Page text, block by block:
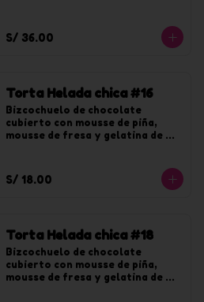
S/ 36.00
Torta Helada chica #16
Bizcochuelo de chocolate
cubierto con mousse de piña,
mousse de fresa y gelatina de
S/ 18.00
Torta Helada chica #18
Bizcochuelo de chocolate
cubierto con mousse de piña,
mousse de fresa y gelatina de